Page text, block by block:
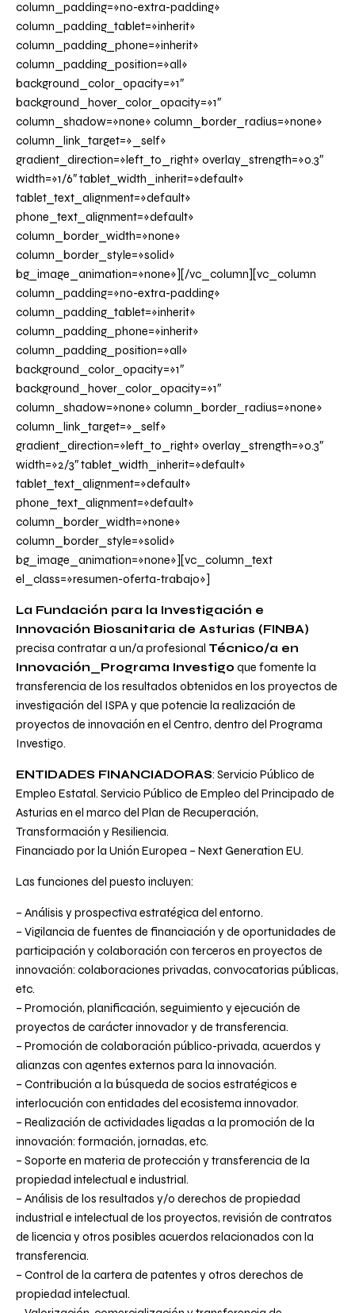
column_padding=»no-extra-padding»
column_padding_tablet=»inherit»
column_padding_phone=»inherit»
column_padding_position=»all»
background_color_opacity=»1″
background_hover_color_opacity=»1″
column_shadow=»none» column_border_radius=»none»
column_link_target=»_self»
gradient_direction=»left_to_right» overlay_strength=»0.3″
width=»1/6″ tablet_width_inherit=»default»
tablet_text_alignment=»default»
phone_text_alignment=»default»
column_border_width=»none»
column_border_style=»solid»
bg_image_animation=»none»][/vc_column][vc_column
column_padding=»no-extra-padding»
column_padding_tablet=»inherit»
column_padding_phone=»inherit»
column_padding_position=»all»
background_color_opacity=»1″
background_hover_color_opacity=»1″
column_shadow=»none» column_border_radius=»none»
column_link_target=»_self»
gradient_direction=»left_to_right» overlay_strength=»0.3″
width=»2/3″ tablet_width_inherit=»default»
tablet_text_alignment=»default»
phone_text_alignment=»default»
column_border_width=»none»
column_border_style=»solid»
bg_image_animation=»none»][vc_column_text
el_class=»resumen-oferta-trabajo»]
La Fundación para la Investigación e
Innovación Biosanitaria de Asturias (FINBA)
precisa contratar a un/a profesional Técnico/a en
Innovación_Programa Investigo que fomente la
transferencia de los resultados obtenidos en los proyectos de
investigación del ISPA y que potencie la realización de
proyectos de innovación en el Centro, dentro del Programa
Investigo.
ENTIDADES FINANCIADORAS: Servicio Público de
Empleo Estatal. Servicio Público de Empleo del Principado de
Asturias en el marco del Plan de Recuperación,
Transformación y Resiliencia.
Financiado por la Unión Europea – Next Generation EU.
Las funciones del puesto incluyen:
– Análisis y prospectiva estratégica del entorno.
– Vigilancia de fuentes de financiación y de oportunidades de
participación y colaboración con terceros en proyectos de
innovación: colaboraciones privadas, convocatorias públicas,
etc.
– Promoción, planificación, seguimiento y ejecución de
proyectos de carácter innovador y de transferencia.
– Promoción de colaboración público-privada, acuerdos y
alianzas con agentes externos para la innovación.
– Contribución a la búsqueda de socios estratégicos e
interlocución con entidades del ecosistema innovador.
– Realización de actividades ligadas a la promoción de la
innovación: formación, jornadas, etc.
– Soporte en materia de protección y transferencia de la
propiedad intelectual e industrial.
– Análisis de los resultados y/o derechos de propiedad
industrial e intelectual de los proyectos, revisión de contratos
de licencia y otros posibles acuerdos relacionados con la
transferencia.
– Control de la cartera de patentes y otros derechos de
propiedad intelectual.